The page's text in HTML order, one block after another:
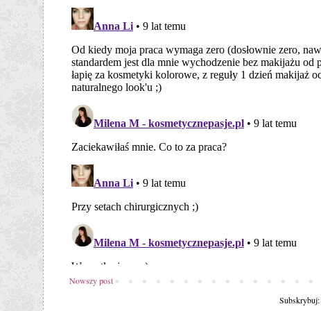
Nowszy post
Subskrybuj: